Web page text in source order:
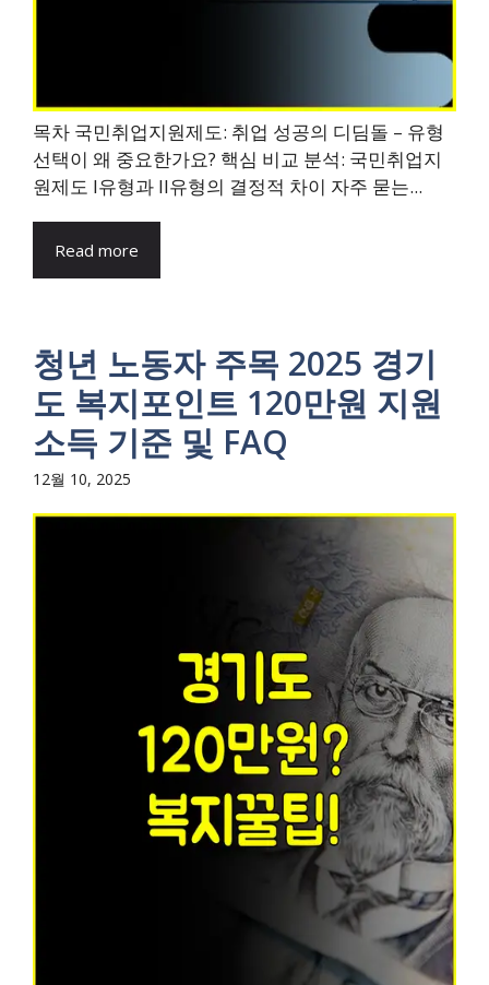
목차 국민취업지원제도: 취업 성공의 디딤돌 – 유형
선택이 왜 중요한가요? 핵심 비교 분석: 국민취업지
원제도 I유형과 II유형의 결정적 차이 자주 묻는...
Read more
청년 노동자 주목 2025 경기
도 복지포인트 120만원 지원
소득 기준 및 FAQ
12월 10, 2025